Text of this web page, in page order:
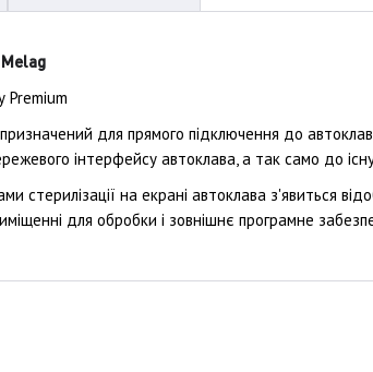
Premium
для прямого підключення до
інтерфейсу автоклава, а так само до
стерилізації на екрані автоклава з'явиться
для обробки і зовнішнє програмне